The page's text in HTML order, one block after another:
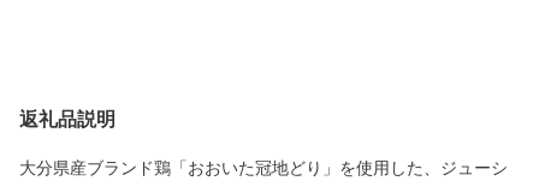
返礼品説明
大分県産ブランド鶏「おおいた冠地どり」を使用した、ジューシ